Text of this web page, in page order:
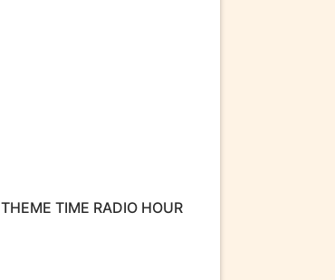
THEME TIME RADIO HOUR